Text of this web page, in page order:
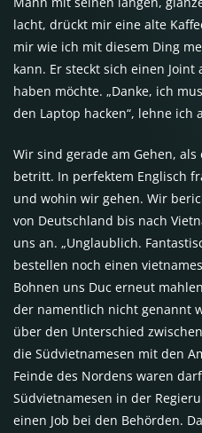
lacht, drückt mir eine alte
mir wie ich mit diesem Ding
kann. Er steckt sich einen
haben möchte. „Danke, ich
den Laptop hacken“, lehne ich
Wir sind gerade am Gehen,
betritt. In perfektem Englisch
und wohin wir gehen. Wir
von Deutschland bis nach
uns an. „Unglaublich.
bestellen noch einen
Bohnen uns Duc erneut
der namentlich nicht genannt
über den Unterschied
die Südvietnamesen mit den
Feinde des Nordens waren
Südvietnamesen in der
einen Job bei den Behörden.